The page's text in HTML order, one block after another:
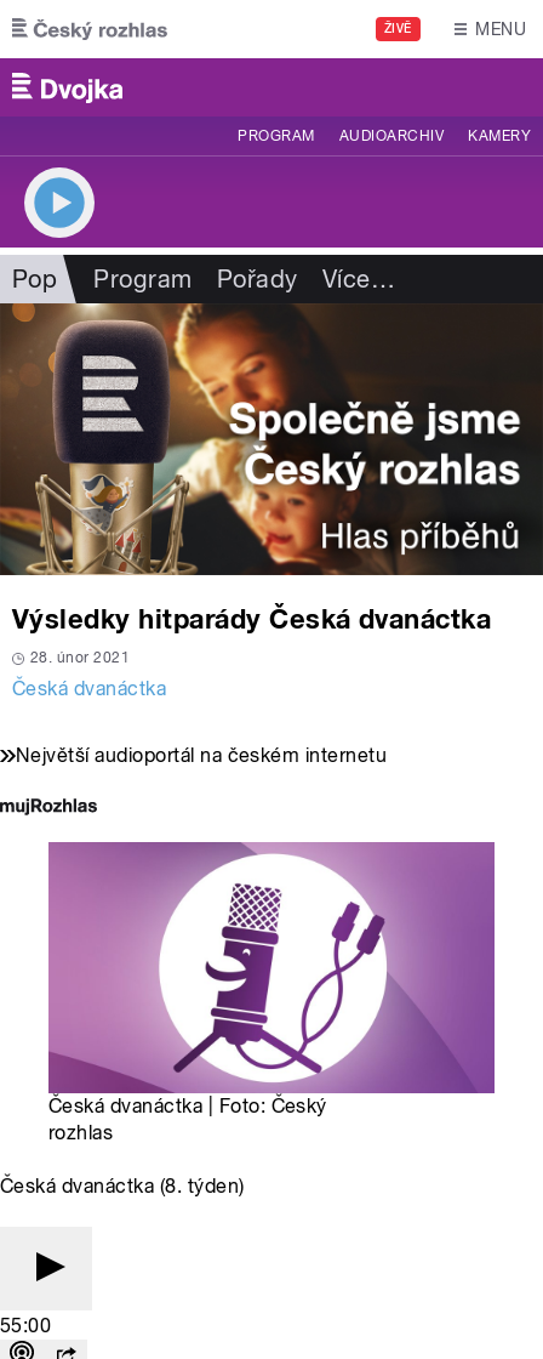
Přejít k hlavnímu obsahu
ŽIVĚ MENU
PROGRAM AUDIOARCHIV KAMERY
Pop Program Pořady Více…
Výsledky hitparády Česká dvanáctka
28. únor 2021
Česká dvanáctka
Největší audioportál na českém internetu
Česká dvanáctka | Foto: Český
rozhlas
Česká dvanáctka (8. týden)
55:00